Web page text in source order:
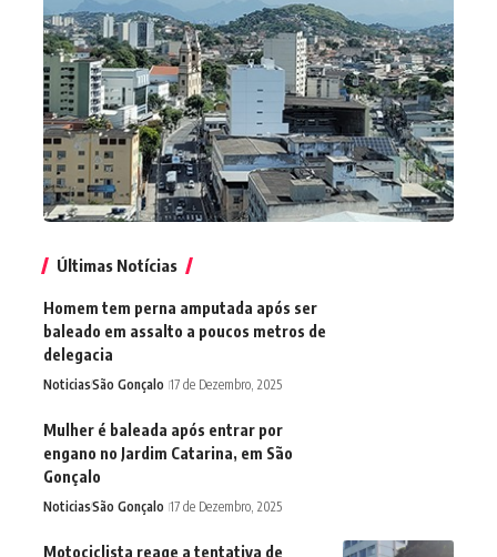
Últimas Notícias
Homem tem perna amputada após ser
baleado em assalto a poucos metros de
delegacia
NoticiasSão Gonçalo 17 de Dezembro, 2025
Mulher é baleada após entrar por
engano no Jardim Catarina, em São
Gonçalo
NoticiasSão Gonçalo 17 de Dezembro, 2025
Motociclista reage a tentativa de